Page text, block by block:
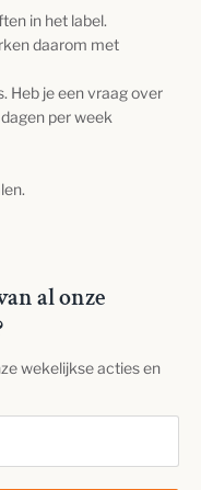
in het label.
daarom met
Heb je een vraag over
per week
al onze
wekelijkse acties en